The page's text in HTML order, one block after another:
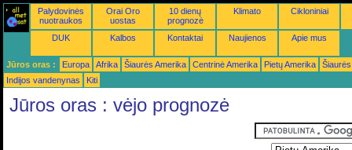
Palydovinės
nuotraukos
Orai Oro
uostas
10 dienų
prognozė
Klimato Cikloniniai
DUK Kalbos Kontaktai Naujienos Apie mus
Jūros oras : Europa Afrika Šiaurės Amerika Centrinė Amerika Pietų Amerika
Indijos vandenynas
Kiti
Jūros oras : vėjo prognozė